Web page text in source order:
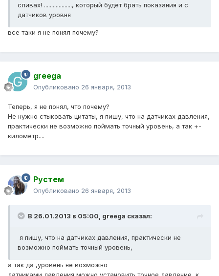
сливах! ..................., который будет брать показания и с
датчиков уровня
все таки я не понял почему?
greega
Опубликовано 26 января, 2013
Теперь, я не понял, что почему?
Не нужно стыковать цитаты, я пишу, что на датчиках давления,
практически не возможно поймать точный уровень, а так +-
километр....
Рустем
Опубликовано 26 января, 2013
В 26.01.2013 в 05:00, greega сказал:
я пишу, что на датчиках давления, практически не
возможно поймать точный уровень,
а так да ,уровень не возможно